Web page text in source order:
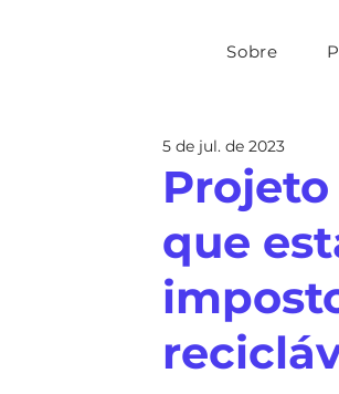
Sobre
que
5 de jul. de 2023